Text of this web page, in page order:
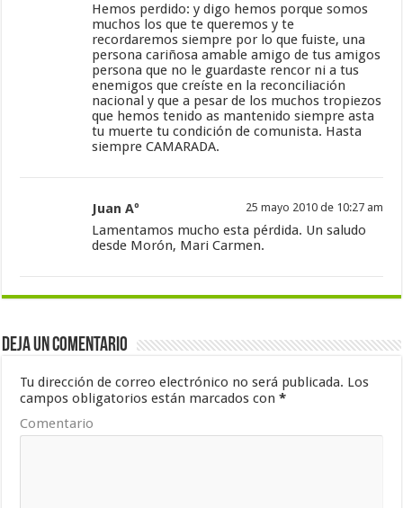
Hemos perdido: y digo hemos porque somos
muchos los que te queremos y te
recordaremos siempre por lo que fuiste, una
persona cariñosa amable amigo de tus amigos
persona que no le guardaste rencor ni a tus
enemigos que creíste en la reconciliación
nacional y que a pesar de los muchos tropiezos
que hemos tenido as mantenido siempre asta
tu muerte tu condición de comunista. Hasta
siempre CAMARADA.
Juan Aº 25 mayo 2010 de 10:27 am
Lamentamos mucho esta pérdida. Un saludo
desde Morón, Mari Carmen.
Deja un comentario
Tu dirección de correo electrónico no será publicada. Los
campos obligatorios están marcados con*
Comentario